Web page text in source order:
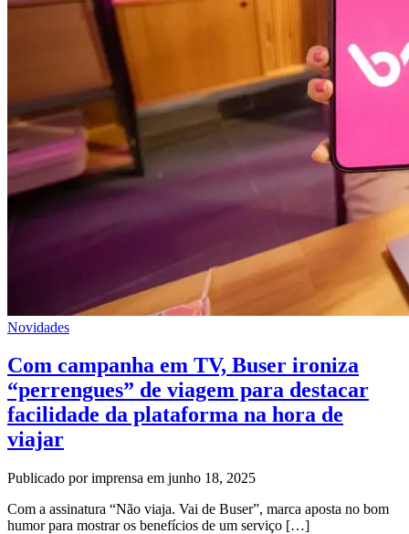
Novidades
Com campanha em TV, Buser ironiza
“perrengues” de viagem para destacar
facilidade da plataforma na hora de
viajar
Publicado por imprensa em junho 18, 2025
Com a assinatura “Não viaja. Vai de Buser”, marca aposta no bom
humor para mostrar os benefícios de um serviço […]